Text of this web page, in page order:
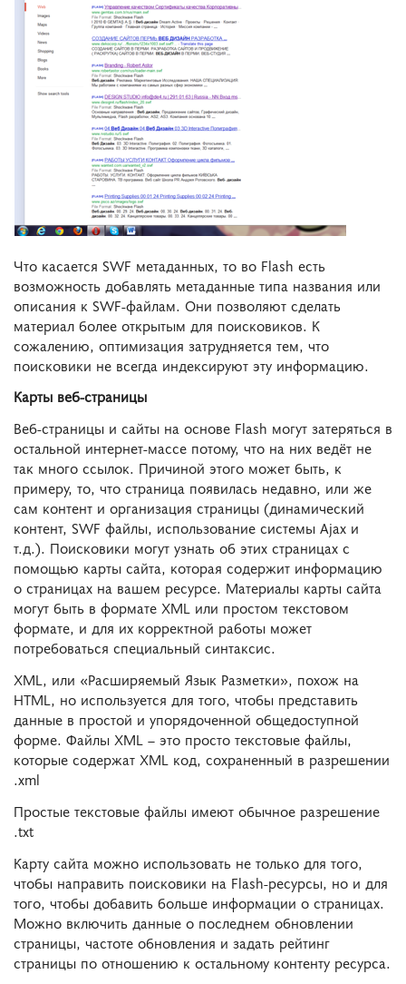
Что касается SWF метаданных, то во Flash есть
возможность добавлять метаданные типа названия или
описания к SWF-файлам. Они позволяют сделать
материал более открытым для поисковиков. К
сожалению, оптимизация затрудняется тем, что
поисковики не всегда индексируют эту информацию.
Карты веб-страницы
Веб-страницы и сайты на основе Flash могут затеряться в
остальной интернет-массе потому, что на них ведёт не
так много ссылок. Причиной этого может быть, к
примеру, то, что страница появилась недавно, или же
сам контент и организация страницы (динамический
контент, SWF файлы, использование системы Ajax и
т.д.). Поисковики могут узнать об этих страницах с
помощью карты сайта, которая содержит информацию
о страницах на вашем ресурсе. Материалы карты сайта
могут быть в формате XML или простом текстовом
формате, и для их корректной работы может
потребоваться специальный синтаксис.
XML, или «Расширяемый Язык Разметки», похож на
HTML, но используется для того, чтобы представить
данные в простой и упорядоченной общедоступной
форме. Файлы XML – это просто текстовые файлы,
которые содержат XML код, сохраненный в разрешении
.xml
Простые текстовые файлы имеют обычное разрешение
.txt
Карту сайта можно использовать не только для того,
чтобы направить поисковики на Flash-ресурсы, но и для
того, чтобы добавить больше информации о страницах.
Можно включить данные о последнем обновлении
страницы, частоте обновления и задать рейтинг
страницы по отношению к остальному контенту ресурса.